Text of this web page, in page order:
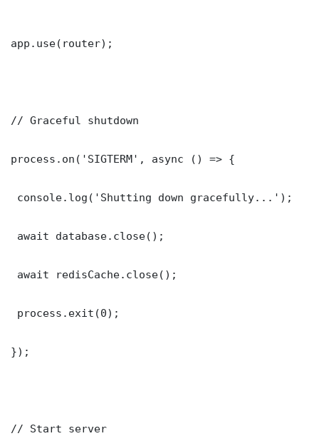
app.use(router);
// Graceful shutdown
process.on('SIGTERM', async () => {
console.log('Shutting down gracefully...');
await database.close();
await redisCache.close();
process.exit(0);
});
// Start server